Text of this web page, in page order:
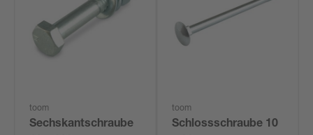
toom
Sechskantschraube
toom
Schlossschraube 10